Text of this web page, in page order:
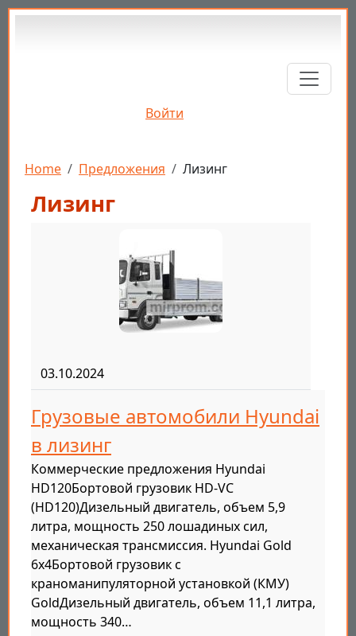
Перейти к основному содержанию
Войти
Строка навигации
Home Предложения Лизинг
Лизинг
03.10.2024
Грузовые автомобили Hyundai
в лизинг
Коммерческие предложения Hyundai
HD120Бортовой грузовик HD-VC
(HD120)Дизельный двигатель, объем 5,9
литра, мощность 250 лошадиных сил,
механическая трансмиссия. Hyundai Gold
6x4Бортовой грузовик с
краноманипуляторной установкой (КМУ)
GoldДизельный двигатель, объем 11,1 литра,
мощность 340…